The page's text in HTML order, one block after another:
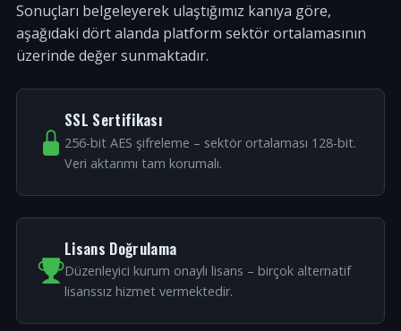
Sonuçları belgeleyerek ulaştığımız kanıya göre,
aşağıdaki dört alanda platform sektör ortalamasının
üzerinde değer sunmaktadır.
SSL Sertifikası
256-bit AES şifreleme – sektör ortalaması 128-bit.
Veri aktarımı tam korumalı.
Lisans Doğrulama
Düzenleyici kurum onaylı lisans – birçok alternatif
lisanssız hizmet vermektedir.